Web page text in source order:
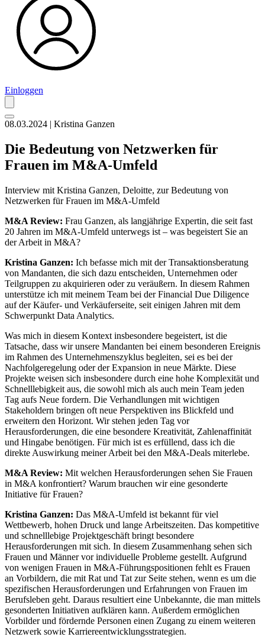
Einloggen
08.03.2024 | Kristina Ganzen
Die Bedeutung von Netzwerken für
Frauen im M&A-Umfeld
Interview mit Kristina Ganzen, Deloitte, zur Bedeutung von
Netzwerken für Frauen im M&A-Umfeld
M&A Review: Frau Ganzen, als langjährige Expertin, die seit fast
20 Jahren im M&A-Umfeld unterwegs ist – was begeistert Sie an
der Arbeit in M&A?
Kristina Ganzen: Ich befasse mich mit der Transaktionsberatung
von Mandanten, die sich dazu entscheiden, Unternehmen oder
Teilgruppen zu akquirieren oder zu veräußern. In diesem Rahmen
unterstütze ich mit meinem Team bei der Financial Due Diligence
auf der Käufer- und Verkäuferseite, seit einigen Jahren mit dem
Schwerpunkt Data Analytics.
Was mich in diesem Kontext insbesondere begeistert, ist die
Tatsache, dass wir unsere Mandanten bei einem besonderen Ereignis
im Rahmen des Unternehmenszyklus begleiten, sei es bei der
Nachfolgeregelung oder der Expansion in neue Märkte. Diese
Projekte weisen sich insbesondere durch eine hohe Komplexität und
Schnelllebigkeit aus, die sowohl mich als auch mein Team jeden
Tag aufs Neue fordern. Die Verhandlungen mit wichtigen
Stakeholdern bringen oft neue Perspektiven ins Blickfeld und
erweitern den Horizont. Wir stehen jeden Tag vor
Herausforderungen, die eine besondere Kreativität, Zahlenaffinität
und Hingabe benötigen. Für mich ist es erfüllend, dass ich die
direkte Auswirkung meiner Arbeit bei den M&A-Deals miterlebe.
M&A Review: Mit welchen Herausforderungen sehen Sie Frauen
in M&A konfrontiert? Warum brauchen wir eine gesonderte
Initiative für Frauen?
Kristina Ganzen: Das M&A-Umfeld ist bekannt für viel
Wettbewerb, hohen Druck und lange Arbeitszeiten. Das kompetitive
und schnelllebige Projektgeschäft bringt besondere
Herausforderungen mit sich. In diesem Zusammenhang sehen sich
Frauen und Männer vor individuelle Probleme gestellt. Aufgrund
von wenigen Frauen in M&A-Führungspositionen fehlt es Frauen
an Vorbildern, die mit Rat und Tat zur Seite stehen, wenn es um die
spezifischen Herausforderungen und Erfahrungen von Frauen im
Berufsleben geht. Daraus resultiert eine Unbekannte, die man mittels
gesonderten Initiativen aufklären kann. Außerdem ermöglichen
Vorbilder und fördernde Personen einen Zugang zu einem weiteren
Netzwerk sowie Karriereentwicklungsstrategien.